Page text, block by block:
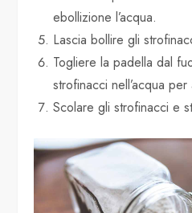
ebollizione l’acqua.
Lascia bollire gli
Togliere la padella dal
strofinacci nell’acqua per
Scolare gli strofinacci e